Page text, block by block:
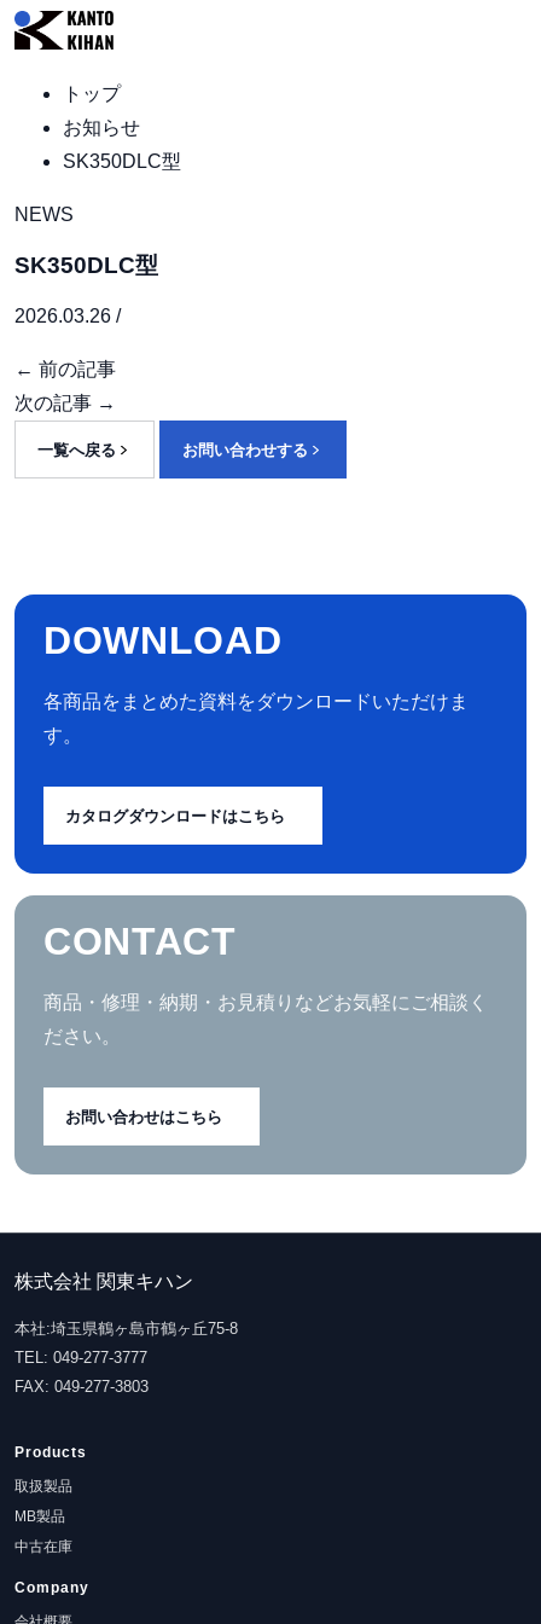
トップ
お知らせ
SK350DLC型
NEWS
SK350DLC型
2026.03.26 /
← 前の記事
次の記事 →
一覧へ戻る お問い合わせする
DOWNLOAD
各商品をまとめた資料をダウンロードいただけま
す。
カタログダウンロードはこちら
CONTACT
商品・修理・納期・お見積りなどお気軽にご相談く
ださい。
お問い合わせはこちら
株式会社 関東キハン
本社:埼玉県鶴ヶ島市鶴ヶ丘75-8
TEL: 049-277-3777
FAX: 049-277-3803
Products
取扱製品
MB製品
中古在庫
Company